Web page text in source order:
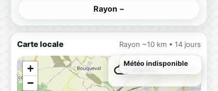
Rayon −
Carte locale Rayon ~10 km • 14 jours
+
−
Météo…Chargement
Météo indisponible